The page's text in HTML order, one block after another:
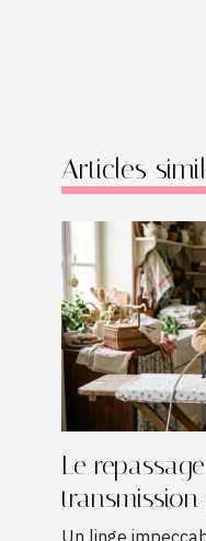
Articles
Le
Un linge